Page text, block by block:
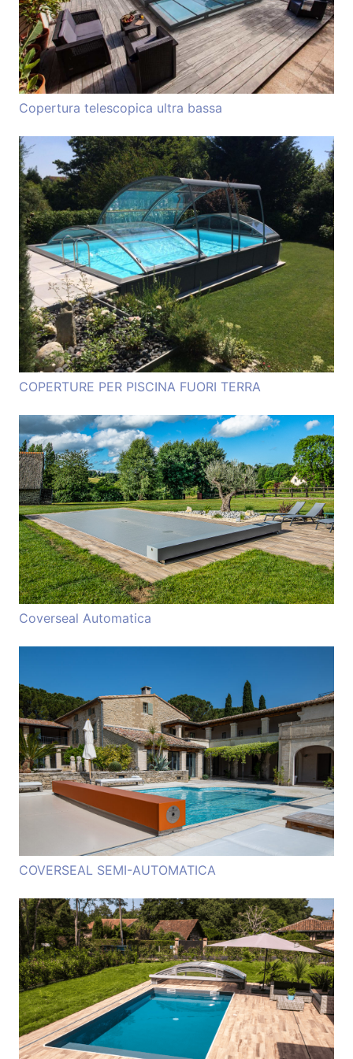
Copertura telescopica ultra bassa
COPERTURE PER PISCINA FUORI TERRA
Coverseal Automatica
COVERSEAL SEMI-AUTOMATICA